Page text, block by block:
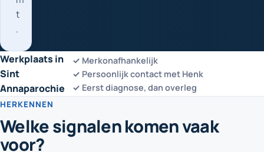
t
.
Werkplaats in
Sint
Annaparochie
✓ Merkonafhankelijk
✓ Persoonlijk contact met Henk
✓ Eerst diagnose, dan overleg
HERKENNEN
Welke signalen komen vaak
voor?